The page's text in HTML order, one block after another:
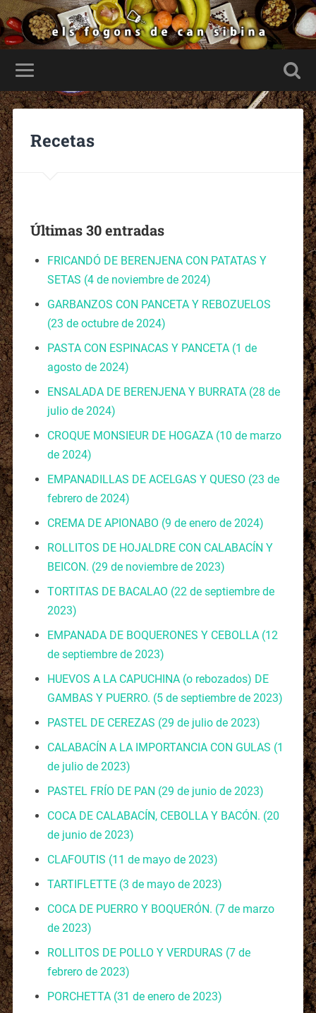
Recetas
Últimas 30 entradas
FRICANDÓ DE BERENJENA CON PATATAS Y
SETAS (4 de noviembre de 2024)
GARBANZOS CON PANCETA Y REBOZUELOS
(23 de octubre de 2024)
PASTA CON ESPINACAS Y PANCETA (1 de
agosto de 2024)
ENSALADA DE BERENJENA Y BURRATA (28 de
julio de 2024)
CROQUE MONSIEUR DE HOGAZA (10 de marzo
de 2024)
EMPANADILLAS DE ACELGAS Y QUESO (23 de
febrero de 2024)
CREMA DE APIONABO (9 de enero de 2024)
ROLLITOS DE HOJALDRE CON CALABACÍN Y
BEICON. (29 de noviembre de 2023)
TORTITAS DE BACALAO (22 de septiembre de
2023)
EMPANADA DE BOQUERONES Y CEBOLLA (12
de septiembre de 2023)
HUEVOS A LA CAPUCHINA (o rebozados) DE
GAMBAS Y PUERRO. (5 de septiembre de 2023)
PASTEL DE CEREZAS (29 de julio de 2023)
CALABACÍN A LA IMPORTANCIA CON GULAS (1
de julio de 2023)
PASTEL FRÍO DE PAN (29 de junio de 2023)
COCA DE CALABACÍN, CEBOLLA Y BACÓN. (20
de junio de 2023)
CLAFOUTIS (11 de mayo de 2023)
TARTIFLETTE (3 de mayo de 2023)
COCA DE PUERRO Y BOQUERÓN. (7 de marzo
de 2023)
ROLLITOS DE POLLO Y VERDURAS (7 de
febrero de 2023)
PORCHETTA (31 de enero de 2023)